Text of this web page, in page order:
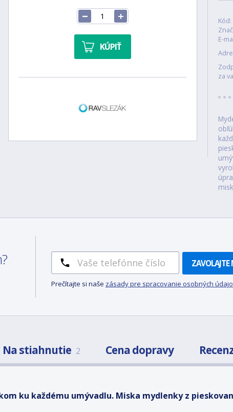
KÚPIŤ
Kód:
E-
za
ZAVOLAJTE
Prečítajte si naše zásady pre spracovanie osobných
Na stiahnutie 2 Cena dopravy
ku každému umývadlu. Miska mydlenky z